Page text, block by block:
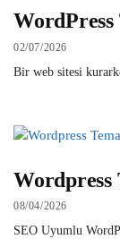
WordPress
02/07/2026
Bir web sitesi
Wordpress
08/04/2026
SEO Uyumlu